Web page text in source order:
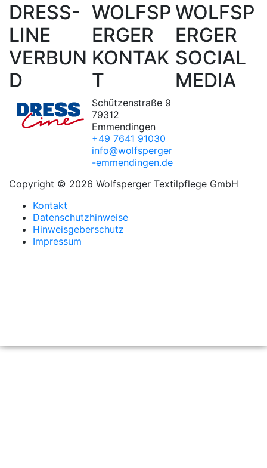
DRESS-
LINE
VERBUN
D
WOLFSP
ERGER
KONTAK
T
Schützenstraße 9
79312
Emmendingen
+49 7641 91030
info@wolfsperger
-emmendingen.de
WOLFSP
ERGER
SOCIAL
MEDIA
Copyright © 2026 Wolfsperger Textilpflege GmbH
Kontakt
Datenschutzhinweise
Hinweisgeberschutz
Impressum